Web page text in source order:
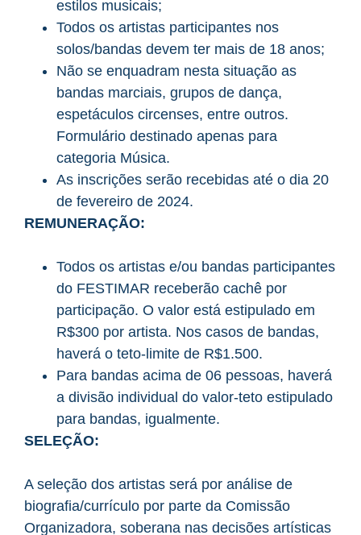
estilos musicais;
Todos os artistas participantes nos
solos/bandas devem ter mais de 18 anos;
Não se enquadram nesta situação as
bandas marciais, grupos de dança,
espetáculos circenses, entre outros.
Formulário destinado apenas para
categoria Música.
As inscrições serão recebidas até o dia 20
de fevereiro de 2024.
REMUNERAÇÃO:
Todos os artistas e/ou bandas participantes
do FESTIMAR receberão cachê por
participação. O valor está estipulado em
R$300 por artista. Nos casos de bandas,
haverá o teto-limite de R$1.500.
Para bandas acima de 06 pessoas, haverá
a divisão individual do valor-teto estipulado
para bandas, igualmente.
SELEÇÃO:
A seleção dos artistas será por análise de
biografia/currículo por parte da Comissão
Organizadora, soberana nas decisões artísticas